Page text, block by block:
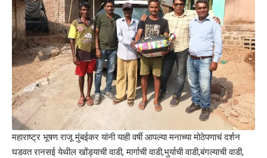
महाराष्ट्र भूषण राजू मुंबईकर यांनी याही वर्षी आपल्या मनाच्या मोठेपणाचं दर्शन
घडवत रानसई येथील खोंड्याची वाडी, मार्गाची वाडी,भुर्याची वाडी,बंगल्याची वाडी,